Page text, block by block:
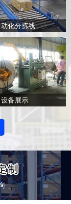
动化分拣线
设备展示